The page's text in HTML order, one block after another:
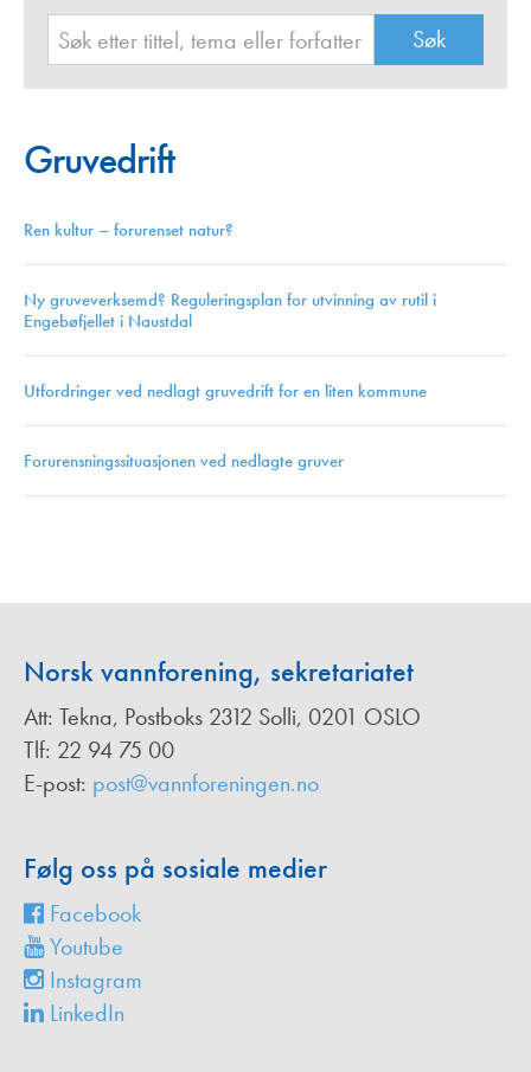
Gruvedrift
Ren kultur – forurenset natur?
Ny gruveverksemd? Reguleringsplan for utvinning av rutil i
Engebøfjellet i Naustdal
Utfordringer ved nedlagt gruvedrift for en liten kommune
Forurensningssituasjonen ved nedlagte gruver
Norsk vannforening, sekretariatet
Att: Tekna, Postboks 2312 Solli, 0201 OSLO
Tlf: 22 94 75 00
E-post: post@vannforeningen.no
Følg oss på sosiale medier
Facebook
Youtube
Instagram
LinkedIn